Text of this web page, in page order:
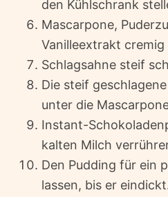
den Kühlschrank
Mascarpone,
Vanilleextrakt cremig
Schlagsahne steif
Die steif
unter die
Instant-
kalten Milch
Den Pudding für ein
lassen, bis er